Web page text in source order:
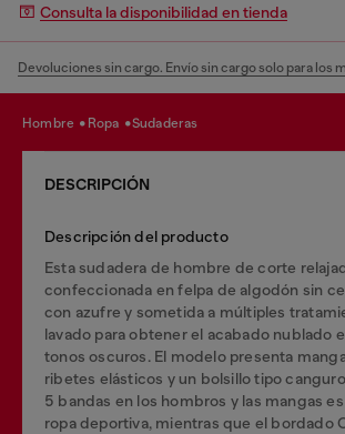
Consulta la disponibilidad en tienda
Devoluciones sin cargo. Envío sin cargo solo para los
hombre ropa sudaderas
DESCRIPCIÓN
Descripción del producto
Esta sudadera de hombre de corte
confeccionada en felpa de algodón sin
con azufre y sometida a múltiples
lavado para obtener el acabado nublado
tonos oscuros. El modelo presenta
ribetes elásticos y un bolsillo tipo
5 bandas en los hombros y las mangas
ropa deportiva, mientras que el bordado